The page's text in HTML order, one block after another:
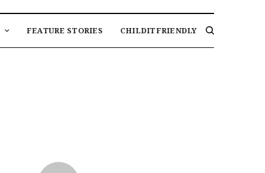
FEATURE STORIES CHILDITFRIENDLY